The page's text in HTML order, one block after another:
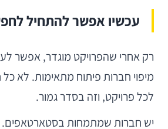
עכשיו אפשר להתחיל
רק אחרי שהפרויקט מוגדר, אפשר
מיפוי חברות פיתוח מתאימות. לא
לכל פרויקט, וזה בסדר גמור.
יש חברות שמתמחות בסטארטאפים.